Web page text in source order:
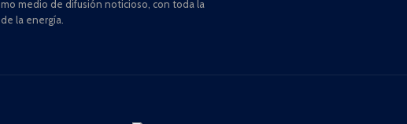
medio de difusión noticioso, con toda la
la energía.